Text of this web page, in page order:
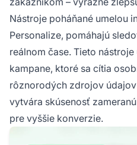
Nástroje poháňané umelou
Personalize, pomáhajú
reálnom čase. Tieto
kampane, ktoré sa cítia
rôznorodých zdrojov
vytvára skúsenosť
pre vyššie konverzie.